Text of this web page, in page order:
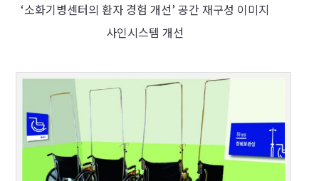
‘소화기병센터의 환자 경험 개선’ 공간 재구성 이미지
사인시스템 개선